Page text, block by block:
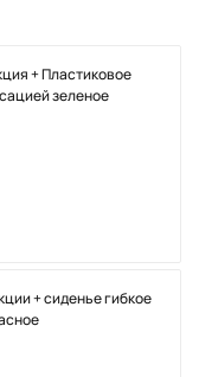
+ Пластиковое
зеленое
+ сиденье гибкое